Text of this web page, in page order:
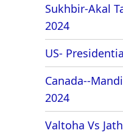
Sukhbir-Akal
2024
US-
Canada--
2024
Valtoha Vs